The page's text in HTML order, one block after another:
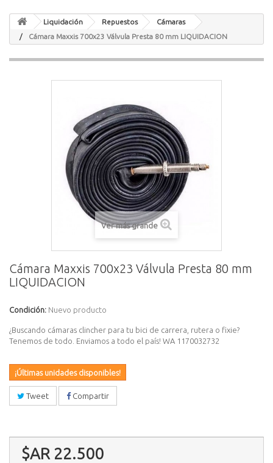
Liquidación Repuestos
Cámaras
Cámara Maxxis 700x23 Válvula Presta 80 mm LIQUIDACION
Ver más grande
Cámara Maxxis 700x23 Válvula Presta 80 mm
LIQUIDACION
Condición: Nuevo producto
¿Buscando cámaras clincher para tu bici de carrera, rutera o fixie?
Tenemos de todo. Enviamos a todo el país! WA 1170032732
¡Últimas unidades disponibles!
Tweet Compartir
$AR 22.500